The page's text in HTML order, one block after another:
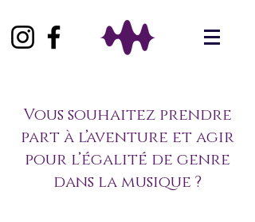
Vous souhaitez prendre
part à l’aventure et agir
pour l’égalité de genre
dans la musique ?